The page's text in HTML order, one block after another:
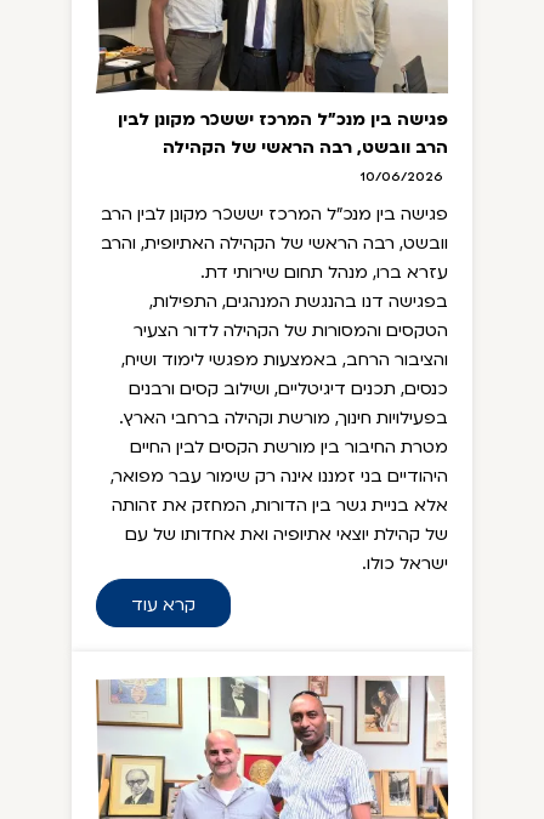
פגישה בין מנכ"ל המרכז יששכר מקונן לבין
הרב וובשט, רבה הראשי של הקהילה
האתיופית, והרב עזרא ברו, מנהל תחום
10/06/2026
פגישה בין מנכ"ל המרכז יששכר מקונן לבין הרב
וובשט, רבה הראשי של הקהילה האתיופית, והרב
עזרא ברו, מנהל תחום שירותי דת.
בפגישה דנו בהנגשת המנהגים, התפילות,
הטקסים והמסורות של הקהילה לדור הצעיר
והציבור הרחב, באמצעות מפגשי לימוד ושיח,
כנסים, תכנים דיגיטליים, ושילוב קסים ורבנים
בפעילויות חינוך, מורשת וקהילה ברחבי הארץ.
מטרת החיבור בין מורשת הקסים לבין החיים
היהודיים בני זמננו אינה רק שימור עבר מפואר,
אלא בניית גשר בין הדורות, המחזק את זהותה
של קהילת יוצאי אתיופיה ואת אחדותו של עם
ישראל כולו.
קרא עוד